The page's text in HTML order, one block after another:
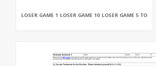
LOSER GAME 1 LOSER GAME 10 LOSER GAME 5 TO